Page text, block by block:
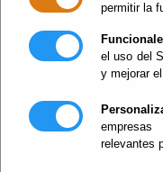
permitir la
el uso del
y mejorar
relevantes
Suscripciones
Ayuntamiento
Ayuntamiento